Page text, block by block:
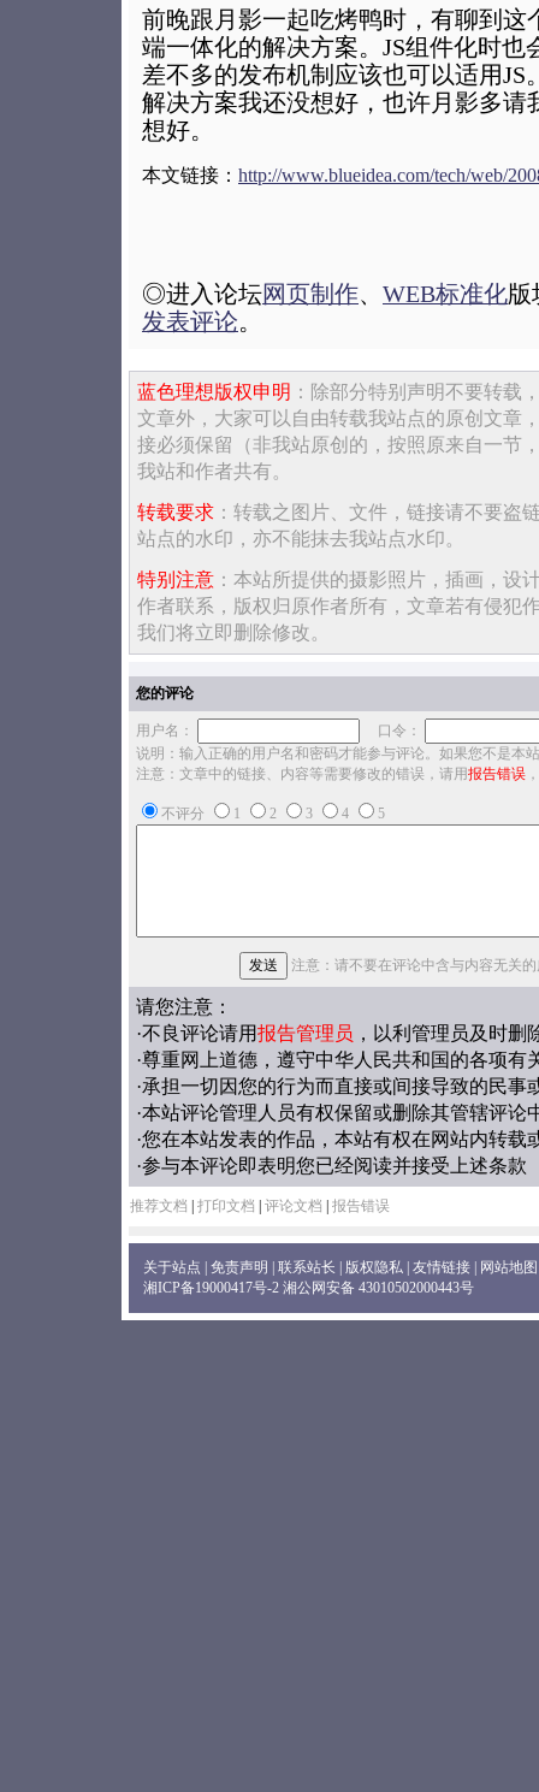
前晚跟月影一起吃烤鸭时，有聊到这
端一体化的解决方案。JS组件化时也
差不多的发布机制应该也可以适用JS
解决方案我还没想好，也许月影多请
想好。
本文链接： http://www.blueidea.com/tech/web/
◎进入论坛网页制作、 WEB标准化版
发表评论。
蓝色理想版权申明 ：除部分特别声明不要转载
文章外，大家可以自由转载我站点的原创文章
接必须保留（非我站原创的，按照原来自一节
我站和作者共有。
转载要求 ：转载之图片、文件，链接请不要盗
站点的水印，亦不能抹去我站点水印。
特别注意 ：本站所提供的摄影照片，插画，设
作者联系，版权归原作者所有，文章若有侵犯
我们将立即删除修改。
您的评论
用户名：
口令：
说明：输入正确的用户名和密码才能参与评论。如果您不是本
注意：文章中的链接、内容等需要修改的错误，请用报告错误
不评分 1 2 3 4 5
注意：请不要在评论中含与内容无关
请您注意：
·不良评论请用报告管理员 ，以利管理员及时删
·尊重网上道德，遵守中华人民共和国的各项有
·承担一切因您的行为而直接或间接导致的民事
·本站评论管理人员有权保留或删除其管辖评论
·您在本站发表的作品，本站有权在网站内转载
·参与本评论即表明您已经阅读并接受上述条款
推荐文档 打印文档 评论文档 报告错误
关于站点 免责声明 联系站长 版权隐私 友情链接
网站地图
湘ICP备19000417号-2 湘公网安备 43010502000443号